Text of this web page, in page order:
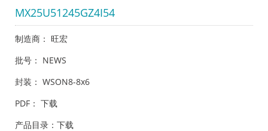
MX25U51245GZ4I54
制造商： 旺宏
批号： NEWS
封装： WSON8-8x6
PDF： 下载
产品目录： 下载